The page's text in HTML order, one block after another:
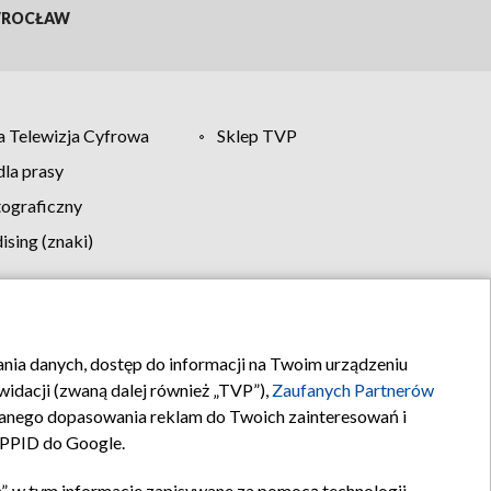
Telewizja Cyfrowa
Sklep TVP
prasy
(znaki)
Kontakt
danych, dostęp do informacji na Twoim urządzeniu
(zwaną dalej również „TVP”), Zaufanych Partnerów
dopasowania reklam do Twoich zainteresowań i
do Google.